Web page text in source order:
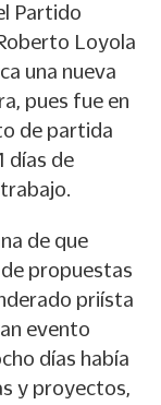
Partido
Loyola
una nueva
pues fue en
de partida
días de
de que
propuestas
priísta
evento
días había
y proyectos,